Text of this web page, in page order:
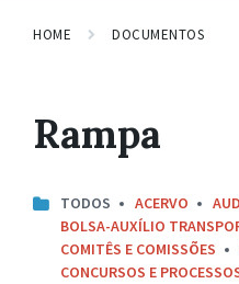
HOME DOCUMENTOS
Rampa
TODOS ACERVO
BOLSA-AUXÍLIO
COMITÊS E COMISSÕES
CONCURSOS E